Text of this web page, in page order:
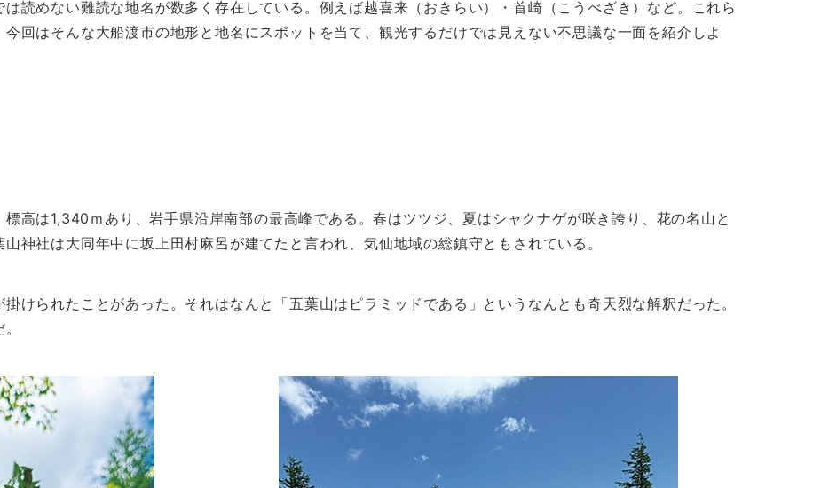
読めない難読な地名が数多く存在している。例えば越喜来（おきらい）・首崎（こうべざき）など。これら
回はそんな大船渡市の地形と地名にスポットを当て、観光するだけでは見えない不思議な一面を紹介しよ
高は1,340ｍあり、岩手県沿岸南部の最高峰である。春はツツジ、夏はシャクナゲが咲き誇り、花の名山と
神社は大同年中に坂上田村麻呂が建てたと言われ、気仙地域の総鎮守ともされている。
けられたことがあった。それはなんと「五葉山はピラミッドである」というなんとも奇天烈な解釈だった。